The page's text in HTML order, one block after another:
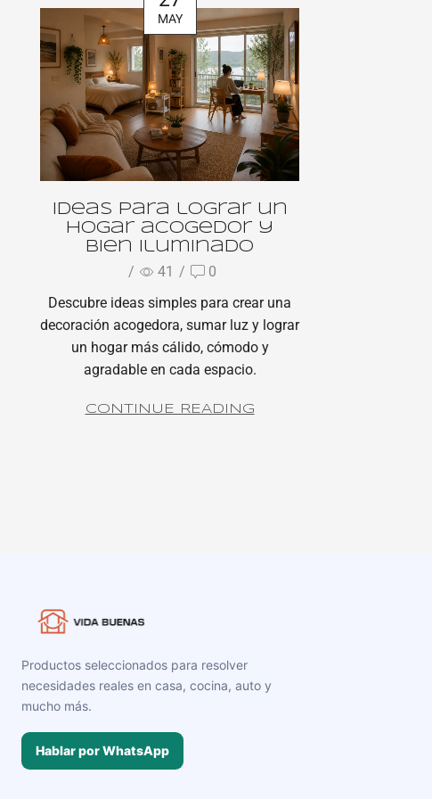
MAY
Ideas para lograr un
hogar acogedor y
bien iluminado
/ 41 /
0
Descubre ideas simples para crear una
decoración acogedora, sumar luz y lograr
un hogar más cálido, cómodo y
agradable en cada espacio.
CONTINUE READING
Productos seleccionados para resolver
necesidades reales en casa, cocina, auto y
mucho más.
Hablar por WhatsApp